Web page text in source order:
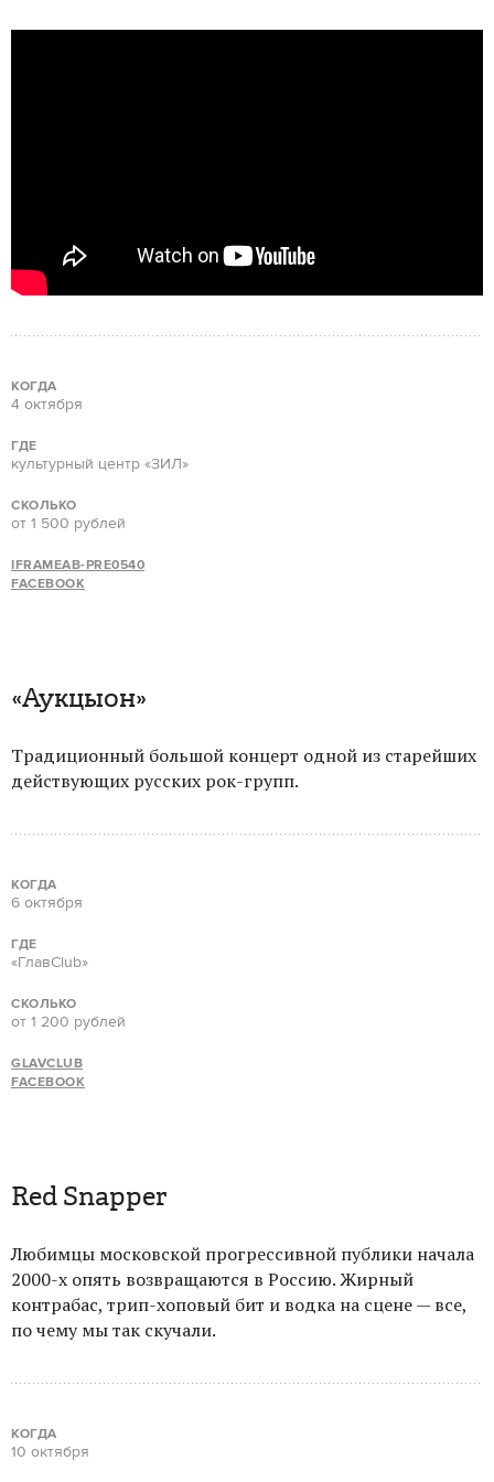
КОГДА
4 октября
ГДЕ
культурный центр «ЗИЛ»
СКОЛЬКО
от 1 500 рублей
IFRAMEAB-PRE0540
FACEBOOK
«Аукцыон»
Традиционный большой концерт одной из старейших
действующих русских рок-групп.
КОГДА
6 октября
ГДЕ
«ГлавClub»
СКОЛЬКО
от 1 200 рублей
GLAVCLUB
FACEBOOK
Red Snapper
Любимцы московской прогрессивной публики начала
2000-х опять возвращаются в Россию. Жирный
контрабас, трип-хоповый бит и водка на сцене — все,
по чему мы так скучали.
КОГДА
10 октября